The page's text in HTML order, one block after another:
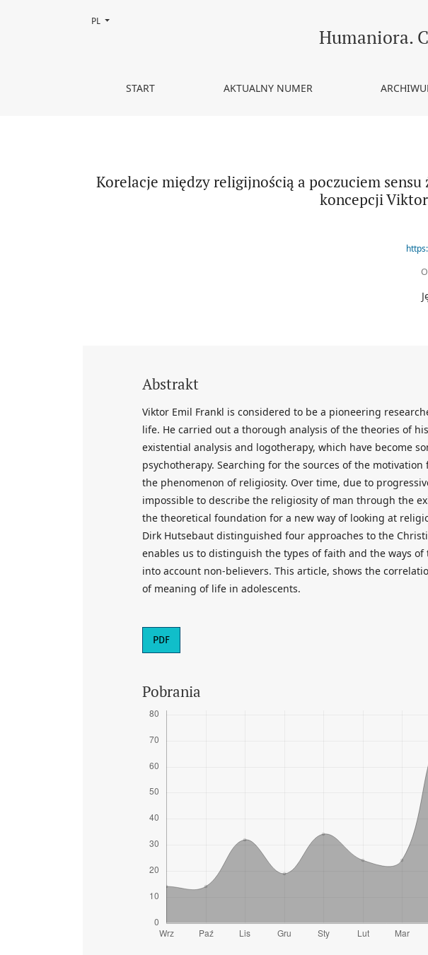
Korelacje między religijnością a poczuciem sensu życia młodzieży
Humaniora.
START AKTUALNY NUMER
Zmień język, obecnie wybrany to:
PL
Korelacje między religijnością a poczuciem
koncepcji
Abstrakt
Viktor Emil Frankl is considered to be a pioneering
life. He carried out a thorough analysis of the theories of
existential analysis and logotherapy, which have become
psychotherapy. Searching for the sources of the
the phenomenon of religiosity. Over time, due to
impossible to describe the religiosity of man through the
the theoretical foundation for a new way of looking at
Dirk Hutsebaut distinguished four approaches to the
enables us to distinguish the types of faith and the ways
into account non-believers. This article, shows the
of meaning of life in adolescents.
PDF
Pobrania